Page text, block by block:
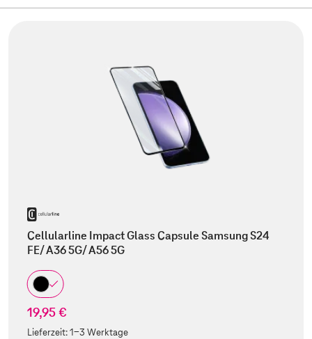
Cellularline Impact Glass Capsule Samsung S24
FE/ A36 5G/ A56 5G
19,95 €
Lieferzeit:1-3 Werktage